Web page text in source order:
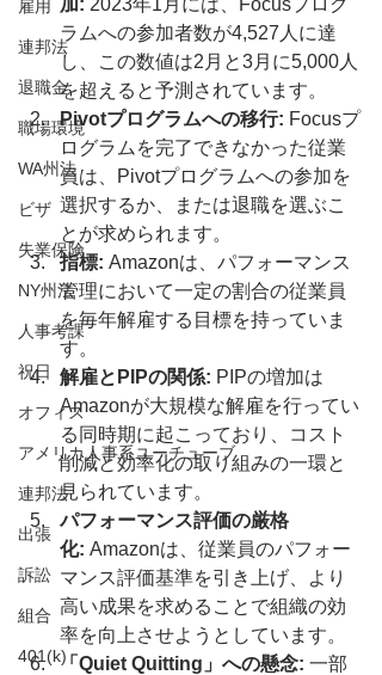
雇用
連邦法
退職金
職場環境
WA州法
ビザ
失業保険
NY州法
人事考課
祝日
オフィス
アメリカ人事系ユーチューブ
連邦法
出張
訴訟
組合
401(k)
加: 2023年1月には、Focusプログ
ラムへの参加者数が4,527人に達
し、この数値は2月と3月に5,000人
を超えると予測されています。
Pivotプログラムへの移行: Focusプ
ログラムを完了できなかった従業
員は、Pivotプログラムへの参加を
選択するか、または退職を選ぶこ
とが求められます。
指標: Amazonは、パフォーマンス
管理において一定の割合の従業員
を毎年解雇する目標を持っていま
す。
解雇とPIPの関係: PIPの増加は
Amazonが大規模な解雇を行ってい
る同時期に起こっており、コスト
削減と効率化の取り組みの一環と
見られています。
パフォーマンス評価の厳格
化: Amazonは、従業員のパフォー
マンス評価基準を引き上げ、より
高い成果を求めることで組織の効
率を向上させようとしています。
「Quiet Quitting」への懸念: 一部